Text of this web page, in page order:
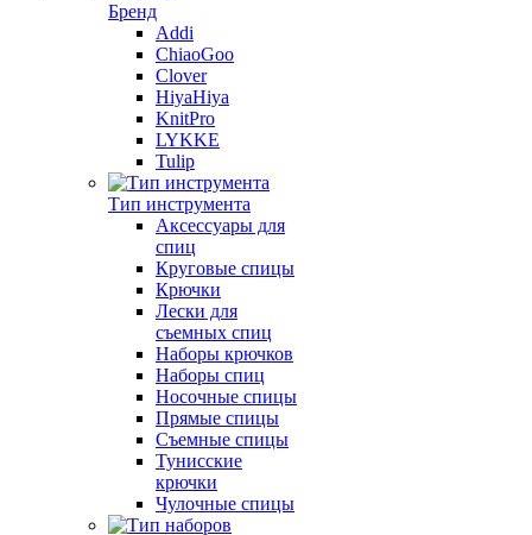
Бренд
Addi
ChiaoGoo
Clover
HiyaHiya
KnitPro
LYKKE
Tulip
Тип инструмента
Аксессуары для
спиц
Круговые спицы
Крючки
Лески для
съемных спиц
Наборы крючков
Наборы спиц
Носочные спицы
Прямые спицы
Съемные спицы
Тунисские
крючки
Чулочные спицы